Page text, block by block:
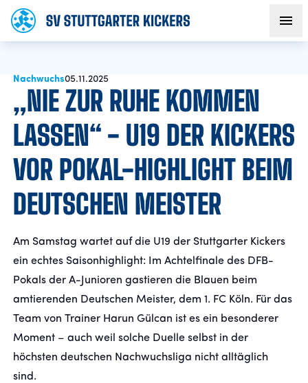
AKTUELLES
TEAM
VEREIN
FANS
NACHWUCHS
BUSINESS
FANSHOP
Nachwuchs05.11.2025
„NIE ZUR RUHE KOMMEN
LASSEN“ - U19 DER KICKERS
VOR POKAL-HIGHLIGHT BEIM
DEUTSCHEN MEISTER
Am Samstag wartet auf die U19 der Stuttgarter Kickers
ein echtes Saisonhighlight: Im Achtelfinale des DFB-
Pokals der A-Junioren gastieren die Blauen beim
amtierenden Deutschen Meister, dem 1. FC Köln. Für das
Team von Trainer Harun Gülcan ist es ein besonderer
Moment – auch weil solche Duelle selbst in der
höchsten deutschen Nachwuchsliga nicht alltäglich
sind.